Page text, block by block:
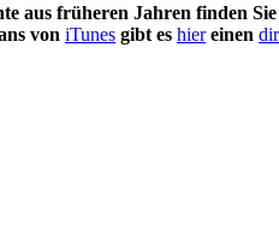
aus früheren Jahren finden
von iTunes gibt es hiereinen